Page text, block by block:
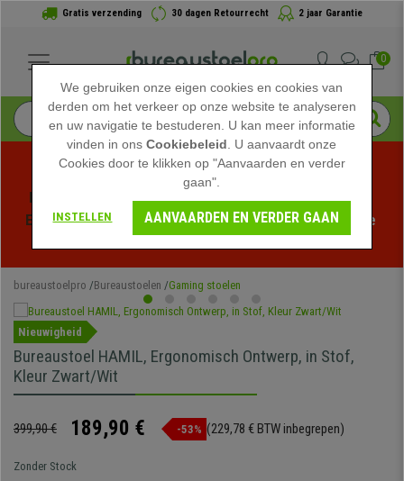
Gratis verzending 30 dagen Retourrecht 2 jaar Garantie
0
Profiteer van de Zomeruitverkoop bij bureaustoelpro!
Exclusieve kortingen voor een beperkte tijd - Bekijk de
bureaustoelpro Bureaustoelen Gaming stoelen
Nieuwigheid
Bureaustoel HAMIL, Ergonomisch Ontwerp, in Stof,
Kleur Zwart/Wit
399,90 € 189,90 € -53% (229,78 € BTW inbegrepen)
Zonder Stock
We gebruiken onze eigen cookies en cookies van
derden om het verkeer op onze website te analyseren
en uw navigatie te bestuderen. U kan meer informatie
vinden in onsCookiebeleid . U aanvaardt onze
Cookies door te klikken op "Aanvaarden en verder
gaan".
INSTELLEN AANVAARDEN EN VERDER GAAN